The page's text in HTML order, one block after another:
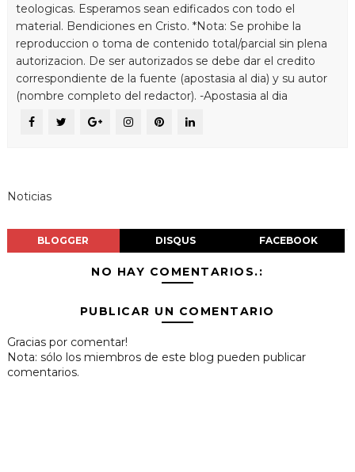
teologicas. Esperamos sean edificados con todo el
material. Bendiciones en Cristo. *Nota: Se prohibe la
reproduccion o toma de contenido total/parcial sin plena
autorizacion. De ser autorizados se debe dar el credito
correspondiente de la fuente (apostasia al dia) y su autor
(nombre completo del redactor). -Apostasia al dia
Noticias
BLOGGER DISQUS FACEBOOK
NO HAY COMENTARIOS.:
PUBLICAR UN COMENTARIO
Gracias por comentar!
Nota: sólo los miembros de este blog pueden publicar
comentarios.